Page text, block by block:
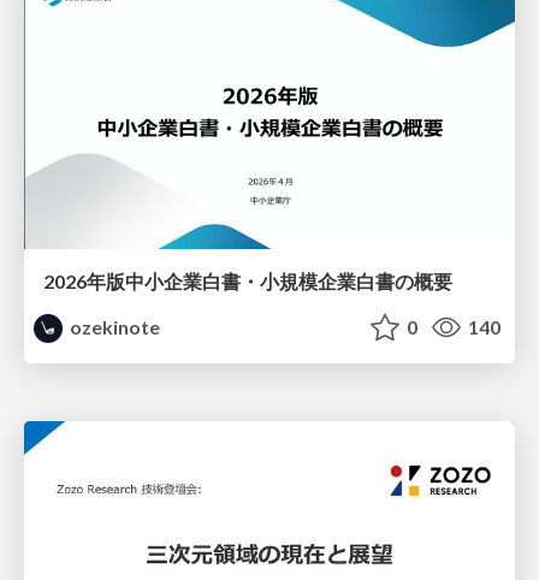
2026年版中小企業白書・小規模企業白書の概要
ozekinote
0 140